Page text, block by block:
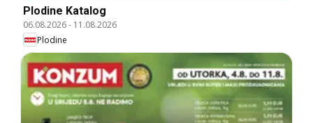
Plodine Katalog
06.08.2026- 11.08.2026
Plodine